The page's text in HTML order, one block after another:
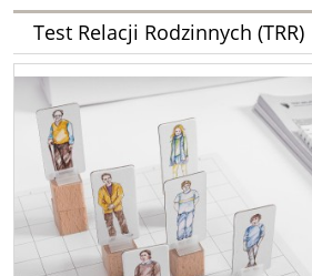
Test Relacji Rodzinnych (TRR)